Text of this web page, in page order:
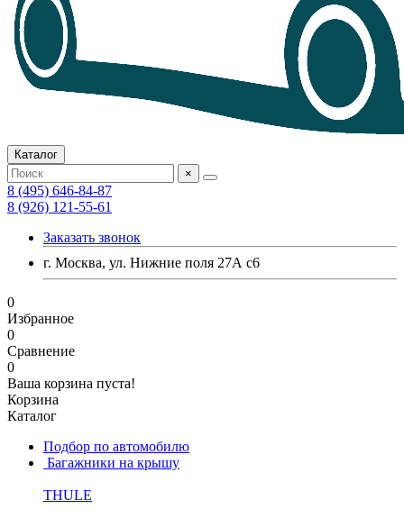
Каталог
×
8 (495) 646-84-87
8 (926) 121-55-61
Заказать звонок
г. Москва, ул. Нижние поля 27А с6
0
Избранное
0
Сравнение
0
Ваша корзина пуста!
Корзина
Каталог
Подбор по автомобилю
Багажники на крышу
THULE